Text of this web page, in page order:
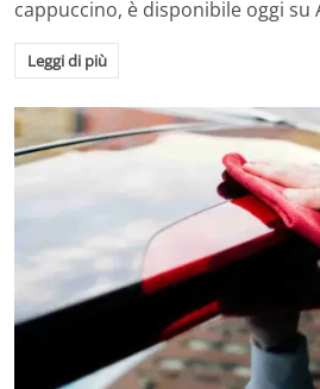
cappuccino, è disponibile oggi
Leggi di più